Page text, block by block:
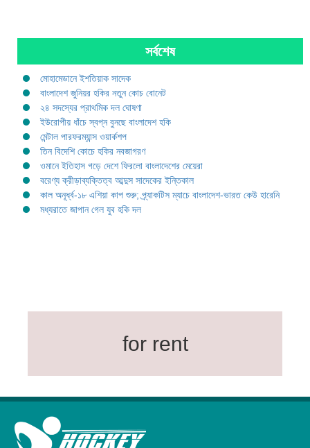
সর্বশেষ
মোহামেডানে ইশতিয়াক সাদেক
বাংলাদেশ জুনিয়র হকির নতুন কোচ বোনেট
২৪ সদস্যের প্রাথমিক দল ঘোষণা
ইউরোপীয় ধাঁচে স্বপ্ন বুনছে বাংলাদেশ হকি
মেন্টাল পারফরম্যান্স ওয়ার্কশপ
তিন বিদেশি কোচে হকির নবজাগরণ
ওমানে ইতিহাস গড়ে দেশে ফিরলো বাংলাদেশের মেয়েরা
বরেণ্য ক্রীড়াব্যক্তিত্ব আব্দুস সাদেকের ইন্তিকাল
কাল অনূর্ধ্ব-১৮ এশিয়া কাপ শুরু; প্র্যাকটিস ম্যাচে বাংলাদেশ-ভারত কেউ হারেনি
মধ্যরাতে জাপান গেল যুব হকি দল
for rent